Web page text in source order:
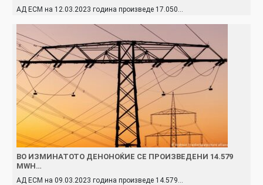
АД ЕСМ на 12.03.2023 година произведe 17.050…
ВО ИЗМИНАТОТО ДЕНОНОЌИЕ СЕ ПРОИЗВЕДЕНИ 14.579
MWH…
АД ЕСМ на 09.03.2023 година произведe 14.579…